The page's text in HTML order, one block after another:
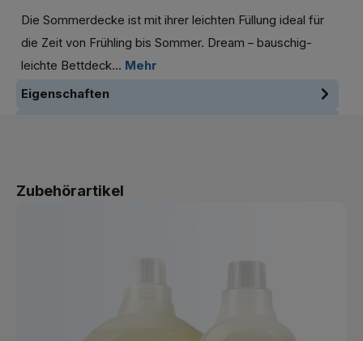
Die Sommerdecke ist mit ihrer leichten Füllung ideal für
die Zeit von Frühling bis Sommer. Dream – bauschig-
leichte Bettdeck… Mehr
Eigenschaften
Zubehörartikel